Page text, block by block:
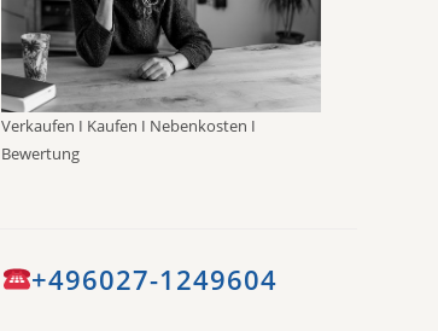
Verkaufen I Kaufen I Nebenkosten I
Bewertung
+496027-1249604